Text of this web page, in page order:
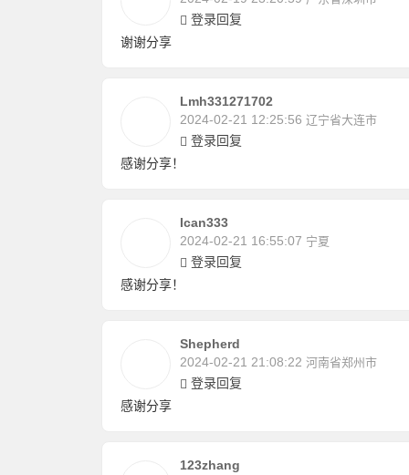
登录回复
谢谢分享
Lmh331271702
2024-02-21 12:25:56 辽宁省大连市
登录回复
感谢分享！
Ican333
2024-02-21 16:55:07 宁夏
登录回复
感谢分享！
Shepherd
2024-02-21 21:08:22 河南省郑州市
登录回复
感谢分享
123zhang